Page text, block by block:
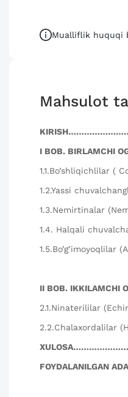
Mualliflik huquqi
Mahsulot
I BOB. BIRLAMCHI
1.2.Yassi
1.3.Nemirtinalar
1.4. Halqali
II BOB. IKKILAMCHI
2.1.Ninaterililar